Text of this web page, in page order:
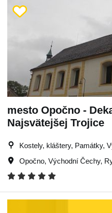
mesto Opočno -
Najsvätejšej Trojice
Kostely, kláštery, Památky,
Opočno, Východní Čechy,